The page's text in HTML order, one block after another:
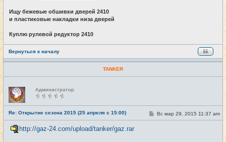
Ищу бежевые обшивки дверей 2410
и пластиковые накладки низа дверей
Куплю рулевой редуктор 2410
Вернуться к началу
TANKER
Н
е
в
с
е
т
и
Администратор
Re: Открытие сезона 2015 (25 апреля с 15:00) #23
С
о
Вс мар 29, 2015 11:37 am
http://gaz-24.com/upload/tanker/gaz.rar